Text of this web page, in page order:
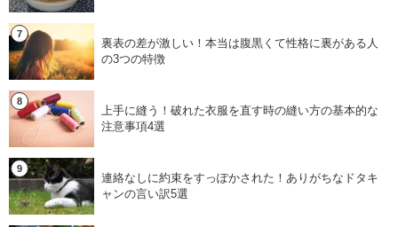
裏表の差が激しい！本当は腹黒くて性格に裏がある人
の3つの特徴
上手に縫う！破れた衣服を直す時の縫い方の基本的な
注意事項4選
連絡なしに約束をすっぽかされた！ありがちなドタキ
ャンの言い訳5選